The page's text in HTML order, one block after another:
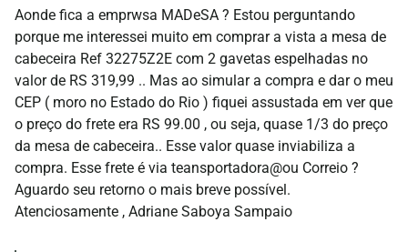
Aonde fica a emprwsa MADeSA ? Estou perguntando
porque me interessei muito em comprar a vista a mesa de
cabeceira Ref 32275Z2E com 2 gavetas espelhadas no
valor de RS 319,99 .. Mas ao simular a compra e dar o meu
CEP ( moro no Estado do Rio ) fiquei assustada em ver que
o preço do frete era RS 99.00 , ou seja, quase 1/3 do preço
da mesa de cabeceira.. Esse valor quase inviabiliza a
compra. Esse frete é via teansportadora@ou Correio ?
Aguardo seu retorno o mais breve possível.
Atenciosamente , Adriane Saboya Sampaio